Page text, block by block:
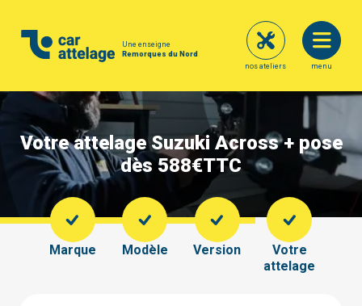
Une enseigne
Remorques du Nord
menu
nos ateliers
Votre attelage Suzuki Across + pose
dès 588€TTC
Marque Modèle Version
Votre
attelage